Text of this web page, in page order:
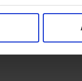
in qualsiasi